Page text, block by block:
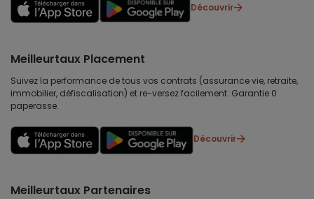
Découvrir
Meilleurtaux Placement
Suivez la performance de tous vos contrats (assurance vie, retraite,
immobilier, défiscalisation) et re-versez facilement. Garantie 0
paperasse.
Découvrir
Meilleurtaux Partenaires